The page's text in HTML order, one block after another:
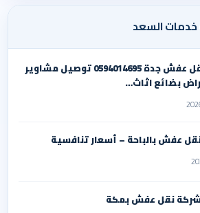
السعد
دباب نقل عفش جدة 0594014695 توصيل مشاوير
بضائع اثاث…
عفش بالباحة – أسعار تنافسية
نقل عفش بمكة